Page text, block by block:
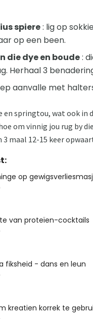
spiere: lig op
op een been.
die dye en boude:
Herhaal 3
aanvalle met
en springtou, wat ook in
om vinnig jou rug by
3 maal 12-15 keer
op
van proteïen-cocktails
fiksheid - dans en leun
kreatien korrek te